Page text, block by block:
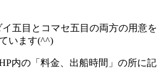
五目とコマセ五目の両方の用意を
います(^^)
内の「料金、出船時間」の所に記